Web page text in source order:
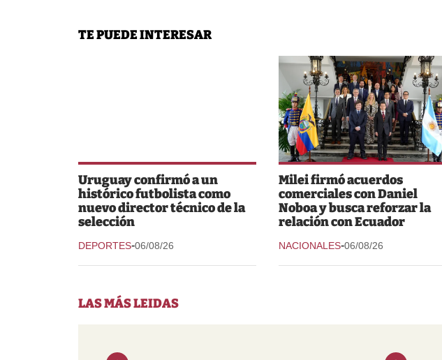
TE PUEDE INTERESAR
Uruguay confirmó a un
histórico futbolista como
nuevo director técnico de la
selección
DEPORTES-06/08/26
Milei firmó acuerdos
comerciales con Daniel
Noboa y busca reforzar la
relación con Ecuador
NACIONALES-06/08/26
LAS MÁS LEIDAS